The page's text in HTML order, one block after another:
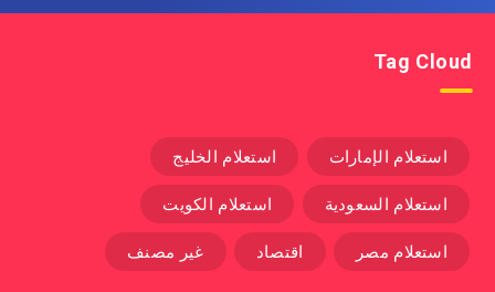
Tag Cloud
استعلام الإمارات استعلام الخليج
استعلام السعودية استعلام الكويت
استعلام مصر اقتصاد غير مصنف